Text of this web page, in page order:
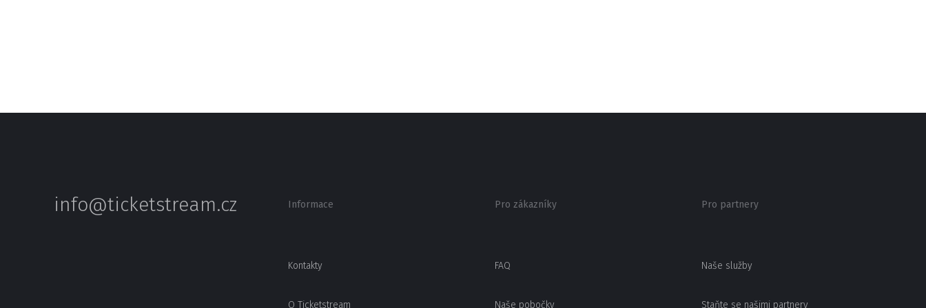
info@ticketstream.cz Informace
Kontakty
O Ticketstream
Pro zákazníky
FAQ
Naše pobočky
Pro partnery
Naše služby
Staňte se našimi partnery